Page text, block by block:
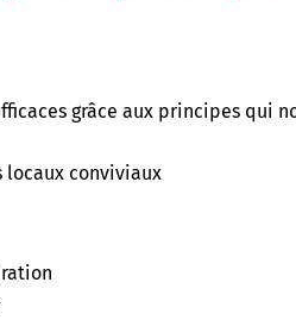
grâce aux principes qui
conviviaux